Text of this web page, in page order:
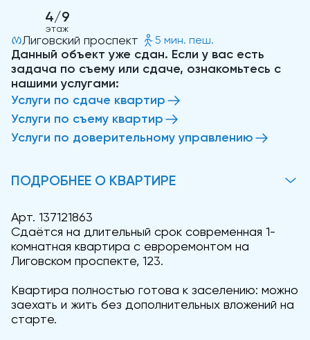
4/9
этаж
Лиговский проспект 5 мин. пеш.
Данный объект уже сдан. Если у вас есть
задача по съему или сдаче, ознакомьтесь с
нашими услугами:
Услуги по сдаче квартир
Услуги по съему квартир
Услуги по доверительному управлению
ПОДРОБНЕЕ О КВАРТИРЕ
Арт. 137121863
Сдаётся на длительный срок современная 1-
комнатная квартира с евроремонтом на
Лиговском проспекте, 123.
Квартира полностью готова к заселению: можно
заехать и жить без дополнительных вложений на
старте.